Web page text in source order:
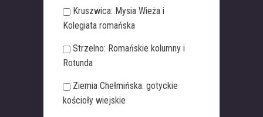
Kruszwica: Mysia Wieża i
Kolegiata romańska
Strzelno: Romańskie kolumny i
Rotunda
Ziemia Chełmińska: gotyckie
kościoły wiejskie